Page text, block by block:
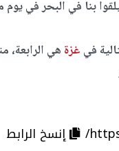
بنا في البحر في يوم
في غزة هي الرابعة،
إنسخ الرابط